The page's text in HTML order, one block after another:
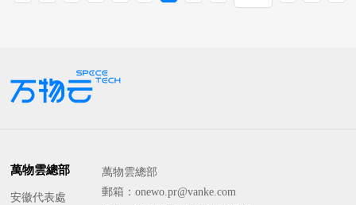
萬物雲總部
安徽代表處
萬物雲總部
郵箱：onewo.pr@vanke.com